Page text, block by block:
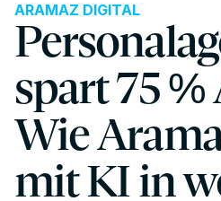
ARAMAZ DIGITAL
spart 75
Wie
mit KI in